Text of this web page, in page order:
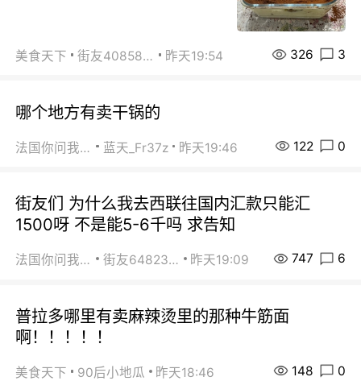
美食天下 街友40858442 昨天19:54 326 3
哪个地方有卖干锅的
法国你问我答 蓝天_Fr37z 昨天19:46 122 0
街友们 为什么我去西联往国内汇款只能汇
1500呀 不是能5-6千吗 求告知
法国你问我答 街友64823891 昨天19:09 747 6
普拉多哪里有卖麻辣烫里的那种牛筋面
啊！！！！！
美食天下 90后小地瓜 昨天18:46 148 0